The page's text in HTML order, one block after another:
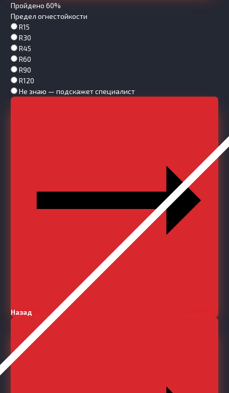
Пройдено 60%
Предел огнестойкости
R15
R30
R45
R60
R90
R120
Не знаю — подскажет специалист
Назад